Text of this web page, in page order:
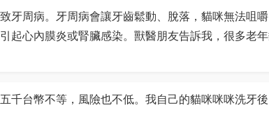
牙周病。牙周病會讓牙齒鬆動、脫落，貓咪無法咀
起心內膜炎或腎臟感染。獸醫朋友告訴我，很多老
千台幣不等，風險也不低。我自己的貓咪咪咪洗牙